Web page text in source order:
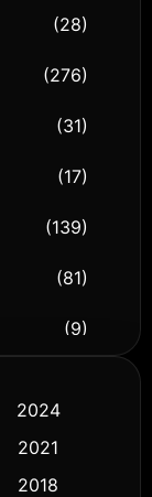
(28)
(276)
(31)
(17)
(139)
(81)
(9)
(50)
2024
2021
2018